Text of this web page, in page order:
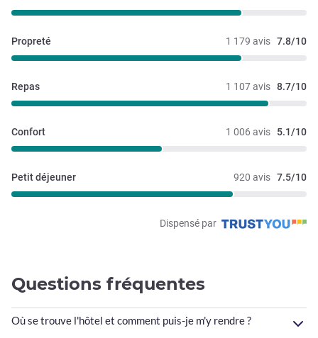
1 179 avis 7.8/10
Propreté
1 107 avis 8.7/10
Repas
1 006 avis 5.1/10
Confort
920 avis 7.5/10
Petit déjeuner
Dispensé par
Questions fréquentes
Où se trouve l'hôtel et comment puis-je m'y rendre ?